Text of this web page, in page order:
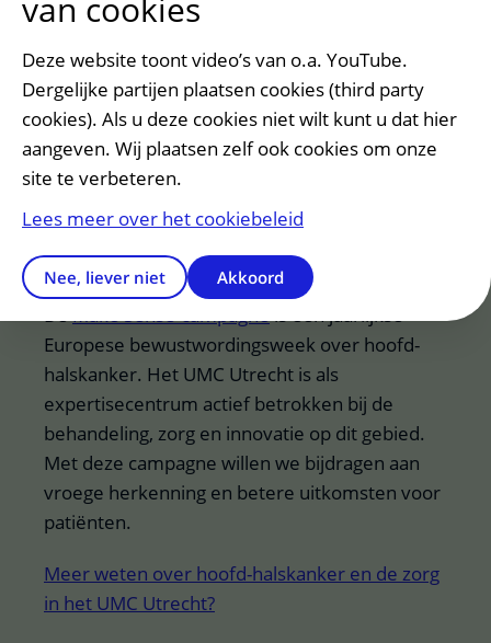
Meer over de LION-studie
Meer over hoofd-halskanker in het UMC
Utrecht
Make Sense-campagne
DeMake Sense-campagneis een jaarlijkse
Europese bewustwordingsweek over hoofd-
halskanker. Het UMC Utrecht is als
expertisecentrum actief betrokken bij de
behandeling, zorg en innovatie op dit gebied.
Met deze campagne willen we bijdragen aan
vroege herkenning en betere uitkomsten voor
patiënten.
Meer weten over hoofd-halskanker en de zorg
in het UMC Utrecht?
Deze website toont video’s van o.a. YouTube.
Dergelijke partijen plaatsen cookies (third party
cookies). Als u deze cookies niet wilt kunt u dat hier
aangeven. Wij plaatsen zelf ook cookies om onze
site te verbeteren.
Lees meer over het cookiebeleid
Nee, liever niet Akkoord